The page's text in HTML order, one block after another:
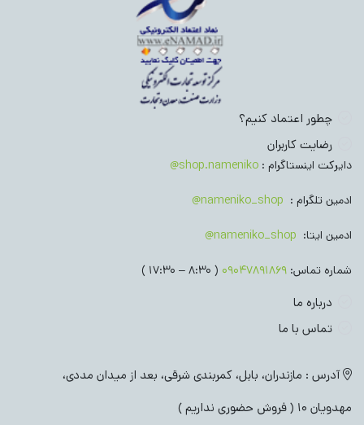
چطور اعتماد کنیم؟
رضایت کاربران
دایرکت اینستاگرام : shop.nameniko@
ادمین تلگرام : nameniko_shop@
ادمین ایتا: nameniko_shop@
شماره تماس: 09047891869
( 8:30 – 17:30 )
درباره ما
تماس با ما
آدرس : مازندران، بابل، کمربندی شرقی، بعد از میدان مددی،
مهدویان 10 ( فروش حضوری نداریم )